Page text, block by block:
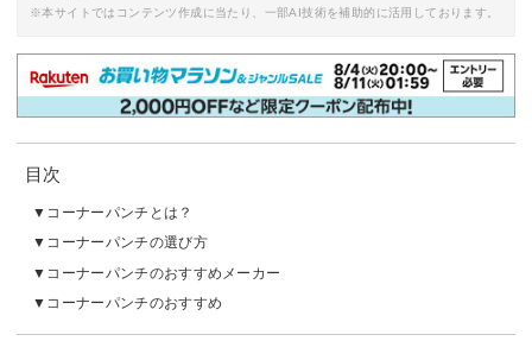
※本サイトではコンテンツ作成に当たり、一部AI技術を補助的に活用しております。
目次
コーナーパンチとは？
コーナーパンチの選び方
コーナーパンチのおすすめメーカー
コーナーパンチのおすすめ